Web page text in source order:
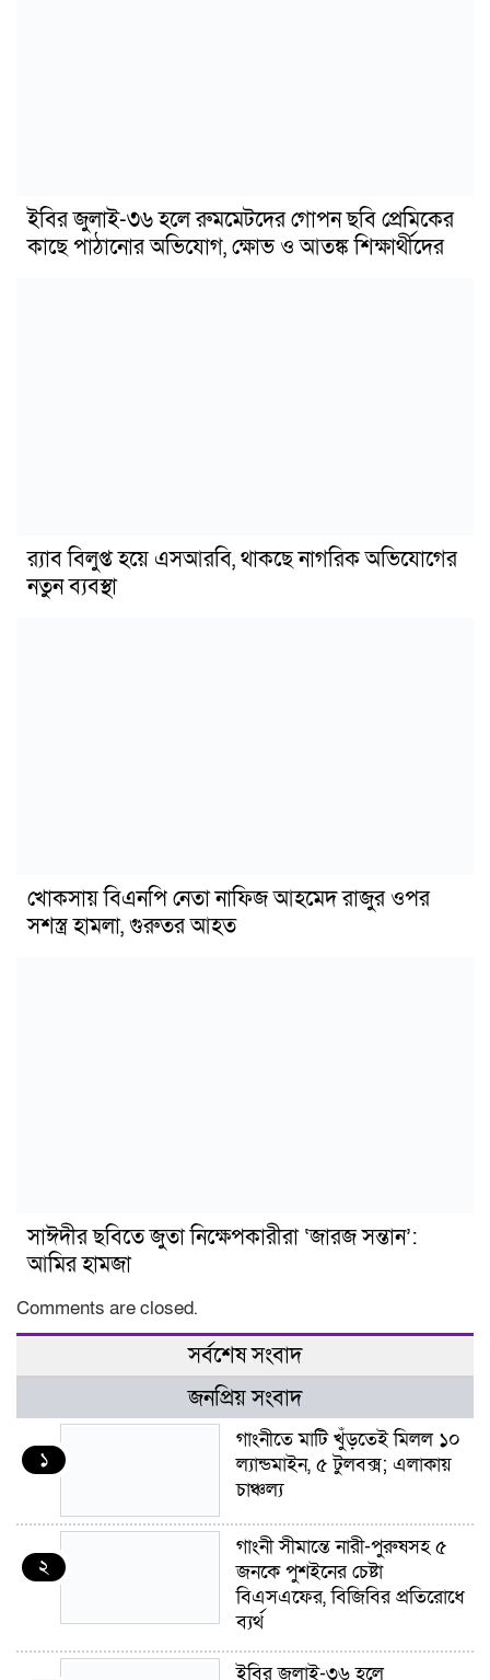
ইবির জুলাই-৩৬ হলে রুমমেটদের গোপন ছবি প্রেমিকের
কাছে পাঠানোর অভিযোগ, ক্ষোভ ও আতঙ্ক শিক্ষার্থীদের
র‍্যাব বিলুপ্ত হয়ে এসআরবি, থাকছে নাগরিক অভিযোগের
নতুন ব্যবস্থা
খোকসায় বিএনপি নেতা নাফিজ আহমেদ রাজুর ওপর
সশস্ত্র হামলা, গুরুতর আহত
সাঈদীর ছবিতে জুতা নিক্ষেপকারীরা ‘জারজ সন্তান’:
আমির হামজা
Comments are closed.
সর্বশেষ সংবাদ
জনপ্রিয় সংবাদ
১
গাংনীতে মাটি খুঁড়তেই মিলল ১০
ল্যান্ডমাইন, ৫ টুলবক্স; এলাকায়
চাঞ্চল্য
২
গাংনী সীমান্তে নারী-পুরুষসহ ৫
জনকে পুশইনের চেষ্টা
বিএসএফের, বিজিবির প্রতিরোধে
ব্যর্থ
ইবির জুলাই-৩৬ হলে